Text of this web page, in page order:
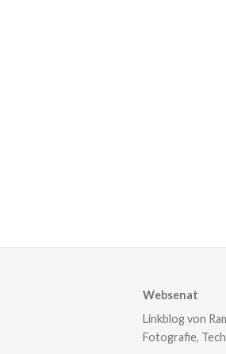
Websenat
Linkblog von
Fotografie,